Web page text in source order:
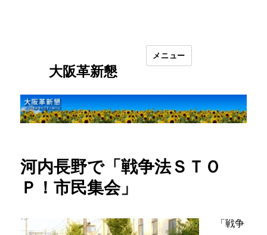
大阪革新懇
メニュー
河内長野で「戦争法ＳＴＯ
Ｐ！市民集会」
「戦争